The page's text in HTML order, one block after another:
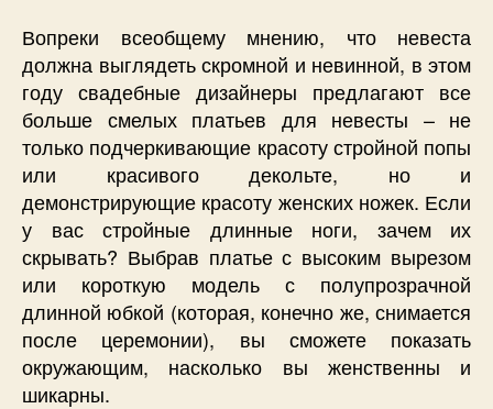
Вопреки всеобщему мнению, что невеста
должна выглядеть скромной и невинной, в этом
году свадебные дизайнеры предлагают все
больше смелых платьев для невесты – не
только подчеркивающие красоту стройной попы
или красивого декольте, но и
демонстрирующие красоту женских ножек. Если
у вас стройные длинные ноги, зачем их
скрывать? Выбрав платье с высоким вырезом
или короткую модель с полупрозрачной
длинной юбкой (которая, конечно же, снимается
после церемонии), вы сможете показать
окружающим, насколько вы женственны и
шикарны.